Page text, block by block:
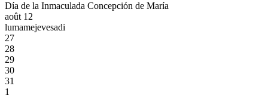
Día de la Inmaculada Concepción de María
août 12
lumamejevesadi
27
28
29
30
31
1